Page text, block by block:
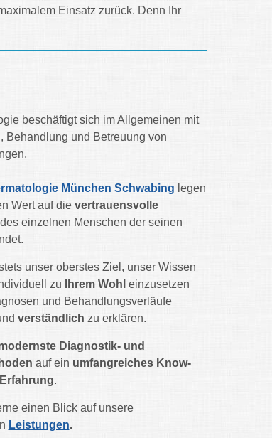
Einsatz zurück. Denn Ihr
beschäftigt sich im Allgemeinen mit
Behandlung und Betreuung von
München Schwabing legen
Wert auf die vertrauensvolle
einzelnen Menschen der seinen
unser oberstes Ziel, unser Wissen
zu
Ihrem Wohl einzusetzen
und Behandlungsverläufe
verständlich zu erklären.
Diagnostik- und
auf ein umfangreiches Know-
.
einen Blick auf unsere
Leistungen.